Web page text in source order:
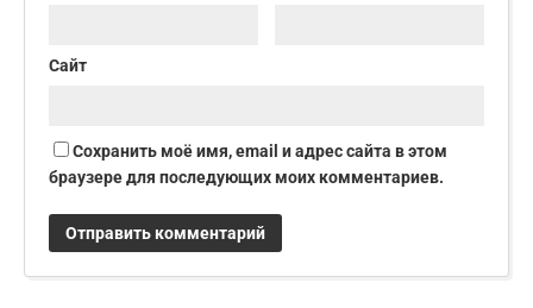
Сайт
Сохранить моё имя, email и адрес сайта в этом
браузере для последующих моих комментариев.